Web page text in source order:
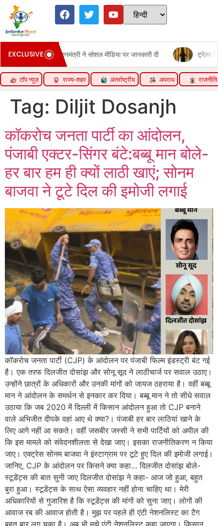
EXCLUSIVE
मीडिया पर जानकारी दी ट्रेलर रिव्यू: टॉक्सिक:यश का स्वैग और
टॉप न्यूज़ राज्य-शहर अंतर्राष्ट्रीय अपराध राजनीति
Tag: Diljit Dosanjh
कॉकरोच जनता पार्टी का आंदोलन,
पंजाबी एक्टर-सिंगर बंटे:बब्बू मान बोले-
हर बार हम ही क्यों लाठी खाएं; सोनम
बाजवा ने टूटे दिल की इमोजी लगाई
कॉकरोच जनता पार्टी (CJP) के आंदोलन पर पंजाबी फिल्म इंडस्ट्री बंट गई
है। एक तरफ दिलजीत दोसांझ और सोनू सूद ने लाठीचार्ज पर सवाल उठाए।
उन्होंने छात्रों के अधिकारों और उनकी मांगों को जायज ठहराया है। वहीं बब्बू
मान ने आंदोलन के समर्थन से इनकार कर दिया। बब्बू मान ने तो सीधे सवाल
उठाया कि जब 2020 में दिल्ली में किसान आंदोलन हुआ तो CJP बनाने
वाले अभिजीत दीपके वहां आए थे क्या?। पंजाबी हर बार लाठियां खाने के
लिए आगे नहीं आ सकते। वहीं जसबीर जस्सी ने सभी पार्टियों को अपील की
कि इस मामले को संवेदनशीलता से देखा जाए। इसका राजनीतिकरण न किया
जाए। एक्ट्रेस सोनम बाजवा ने इंस्टाग्राम पर टूटे हुए दिल की इमोजी लगाई।
जानिए, CJP के आंदोलन पर किसने क्या कहा… दिलजीत दोसांझ बोले-
स्टूडेंट्स की बात सुनी जाए दिलजीत दोसांझ ने कहा- आज जो हुआ, बहुत
बुरा हुआ। स्टूडेंट्स के साथ ऐसा व्यवहार नहीं होना चाहिए था। मेरी
अधिकारियों से गुजारिश है कि स्टूडेंट्स की मांगों को सुना जाए। लोगों की
आवाज रब की आवाज होती है। मुझ पर पहले ही एंटी नेशनलिस्ट का टैग